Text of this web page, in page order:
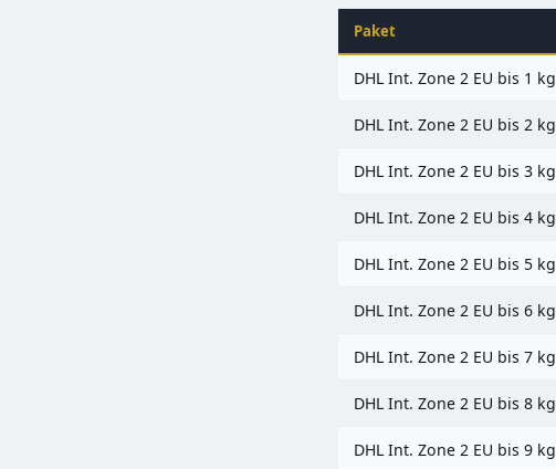
Paket
DHL Int. Zone 2 EU bis 1 kg
DHL Int. Zone 2 EU bis 2 kg
DHL Int. Zone 2 EU bis 3 kg
DHL Int. Zone 2 EU bis 4 kg
DHL Int. Zone 2 EU bis 5 kg
DHL Int. Zone 2 EU bis 6 kg
DHL Int. Zone 2 EU bis 7 kg
DHL Int. Zone 2 EU bis 8 kg
DHL Int. Zone 2 EU bis 9 kg